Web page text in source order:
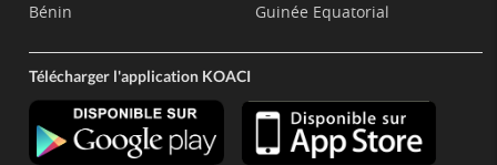
Bénin
Guinée Equatorial
Télécharger l'application KOACI